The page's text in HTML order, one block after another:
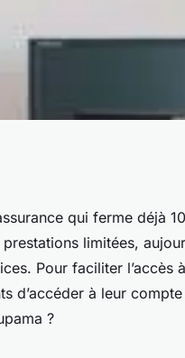
qui ferme déjà
limitées,
Pour faciliter l’accès
d’accéder à leur
?